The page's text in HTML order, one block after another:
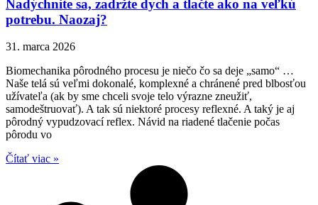
Nadýchnite sa, zadržte dych a tlačte ako na veľkú
potrebu. Naozaj?
31. marca 2026
Biomechanika pôrodného procesu je niečo čo sa deje „samo“ …
Naše telá sú veľmi dokonalé, komplexné a chránené pred blbosťou
užívateľa (ak by sme chceli svoje telo výrazne zneužiť,
samodeštruovať). A tak sú niektoré procesy reflexné. A taký je aj
pôrodný vypudzovací reflex. Návid na riadené tlačenie počas
pôrodu vo
Čítať viac »